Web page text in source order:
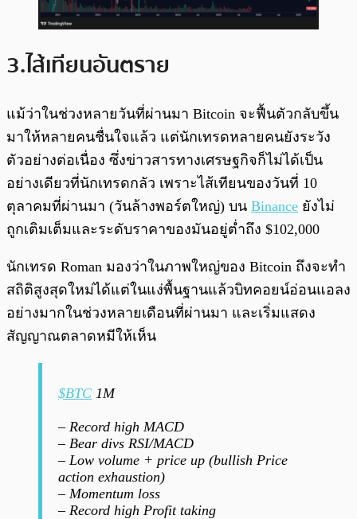
3.ไส้เทียนอันตราย
แม้ว่าในช่วงหลายวันที่ผ่านมา Bitcoin จะฟื้นตัวกลับขึ้น
มาให้หลายคนชื่นใจแล้ว แต่นักเทรดหลายคนยังระวัง
ตัวอย่างต่อเนื่อง ซึ่งข่าวสารทางเศรษฐกิจก็ไม่ได้เป็น
อย่างเดียวที่นักเทรดกลัว เพราะไส้เทียนของวันที่ 10
ตุลาคมที่ผ่านมา (วันล้างพอร์ตใหญ่) บน Binance ยังไม่
ถูกเติมเต็มและระดับราคาของมันอยู่ต่ำถึง $102,000
นักเทรด Roman มองว่าในภาพใหญ่ของ Bitcoin ถึงจะทำ
สถิติสูงสุดใหม่ได้แต่ในแง่พื้นฐานแล้วบิทคอยน์อ่อนแอลง
อย่างมากในช่วงหลายเดือนที่ผ่านมา และเริ่มแสดง
สัญญาณตลาดหมีให้เห็น
$BTC 1M
– Record high MACD
– Bear divs RSI/MACD
– Low volume + price up (bullish Price
action exhaustion)
– Momentum loss
– Record high Profit taking